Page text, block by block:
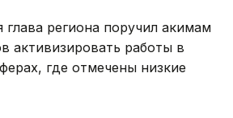
региона поручил акимам
активизировать работы в
где отмечены низкие